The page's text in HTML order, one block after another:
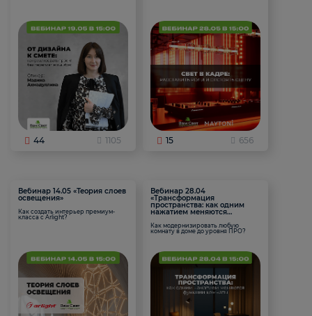
44 1105 15 656
Вебинар 14.05 «Теория слоев
освещения»
Как создать интерьер премиум-
класса с Arlight?
Вебинар 28.04
«Трансформация
пространства: как одним
нажатием меняются
Как модернизировать любую
комнату в доме до уровня ПРО?